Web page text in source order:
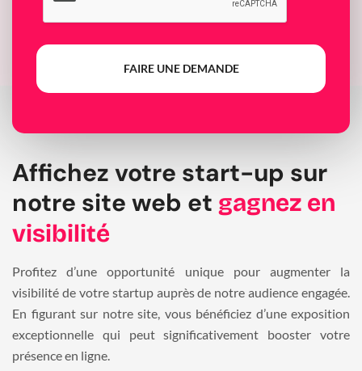
FAIRE UNE DEMANDE
Affichez votre start-up sur
notre site web et gagnez en
visibilité
Profitez d’une opportunité unique pour augmenter la
visibilité de votre startup auprès de notre audience engagée.
En figurant sur notre site, vous bénéficiez d’une exposition
exceptionnelle qui peut significativement booster votre
présence en ligne.